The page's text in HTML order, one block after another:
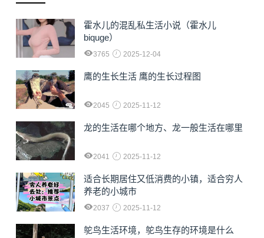
霍水儿的混乱私生活小说（霍水儿
biquge）
3765 2025-12-04
鹰的生长生活 鹰的生长过程图
2045 2025-11-12
龙的生活在哪个地方、龙一般生活在哪里
2041 2025-11-12
适合长期居住又低消费的小镇，适合穷人
养老的小城市
2037 2025-11-12
鸵鸟生活环境，鸵鸟生存的环境是什么